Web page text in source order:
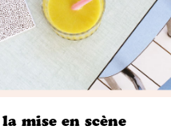
mise en scène